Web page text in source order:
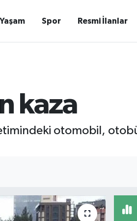
Yaşam Spor Resmi İlanlar
kaza
otomobil,